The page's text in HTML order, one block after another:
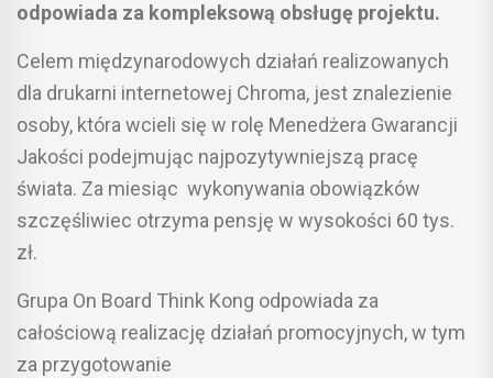
odpowiada za kompleksową obsługę projektu.
Celem międzynarodowych działań realizowanych
dla drukarni internetowej Chroma, jest znalezienie
osoby, która wcieli się w rolę Menedżera Gwarancji
Jakości podejmując najpozytywniejszą pracę
świata. Za miesiąc wykonywania obowiązków
szczęśliwiec otrzyma pensję w wysokości 60 tys.
zł.
Grupa On Board Think Kong odpowiada za
całościową realizację działań promocyjnych, w tym
za przygotowanie